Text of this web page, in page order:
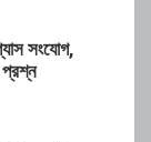
সংযোগ,
প্রশ্ন